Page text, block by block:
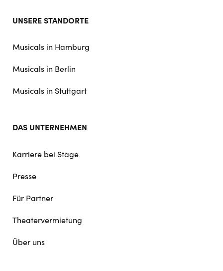
doormat
UNSERE STANDORTE
Musicals in Hamburg
Musicals in Berlin
Musicals in Stuttgart
DAS UNTERNEHMEN
Karriere bei Stage
Presse
Für Partner
Theatervermietung
Über uns